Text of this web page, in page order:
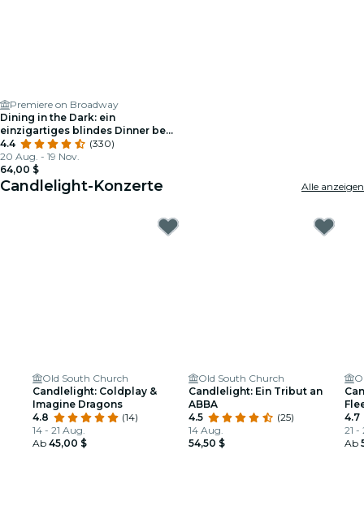
Premiere on Broadway
Dining in the Dark: ein
einzigartiges blindes Dinner bei
Premiere auf Broadway
4.4
(330)
20 Aug. - 19 Nov.
64,00 $
Candlelight-Konzerte Alle anzeigen
Old South Church
Candlelight: Coldplay &
Imagine Dragons
4.8
(14)
14 - 21 Aug.
Ab 45,00 $
Old South Church
Candlelight: Ein Tribut an
ABBA
4.5
(25)
14 Aug.
54,50 $
4.7
21
Ab